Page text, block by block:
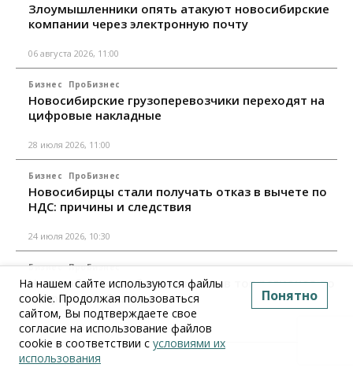
Злоумышленники опять атакуют новосибирские
компании через электронную почту
06 августа 2026, 11:00
Бизнес ПроБизнес
Новосибирские грузоперевозчики переходят на
цифровые накладные
28 июля 2026, 11:00
Бизнес ПроБизнес
Новосибирцы стали получать отказ в вычете по
НДС: причины и следствия
24 июля 2026, 10:30
Бизнес ПроБизнес
Новосибирская область вошла в топ регионов по
смертности бизнеса
17 июля 2026, 12:00
Все материалы
На нашем сайте используются файлы
cookie. Продолжая пользоваться
сайтом, Вы подтверждаете свое
согласие на использование файлов
cookie в соответствии с условиями их
использования
Понятно